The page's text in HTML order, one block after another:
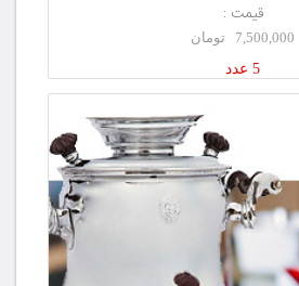
قیمت :
7,500,000 تومان
5 عدد